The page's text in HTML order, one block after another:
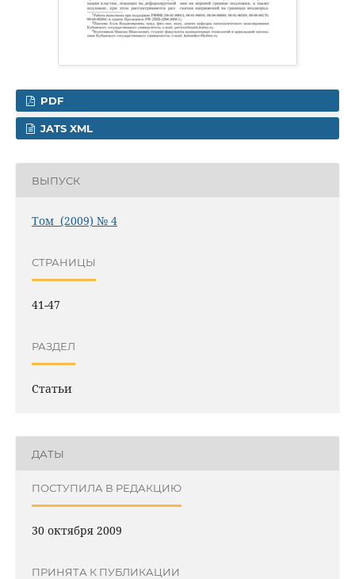
PDF
JATS XML
ВЫПУСК
Том (2009) № 4
СТРАНИЦЫ
41-47
РАЗДЕЛ
Статьи
ДАТЫ
ПОСТУПИЛА В РЕДАКЦИЮ
30 октября 2009
ПРИНЯТА К ПУБЛИКАЦИИ